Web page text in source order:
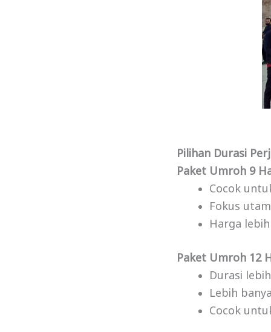
Pilihan Durasi
Paket Umroh 9
Cocok
Fokus
Harga
Paket Umroh 12
Durasi
Lebih
Cocok